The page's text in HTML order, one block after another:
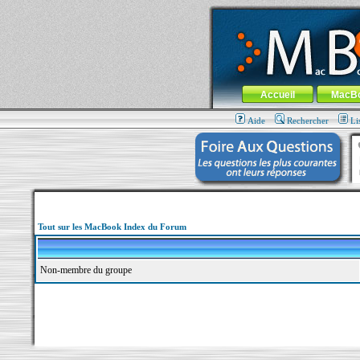
MacBook-fr.com : 100% Apple... 100%
Aller au contenu-Aller au menu
Menu général
Accueil
Aide Rechercher
Tout sur les MacBook Index du Forum
Non-membre du groupe